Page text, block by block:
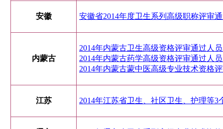
安徽 安徽省2014年度卫生系列高级职称评审
内蒙古
2014年内蒙古卫生高级资格评审通过人
2014年内蒙古药学高级资格评审通过人
2014年内蒙古蒙中医高级专业技术资格
江苏 2014年江苏省卫生、社区卫生、护理等3